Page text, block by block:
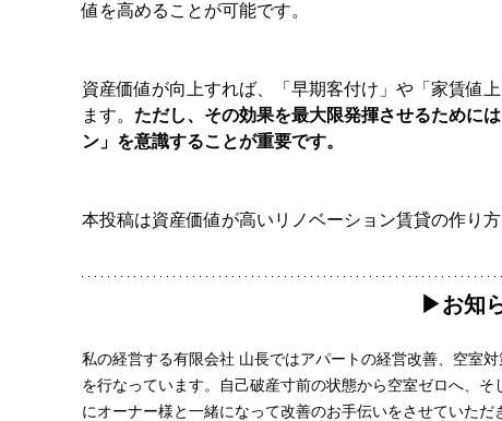
値を高めることが可能です。
資産価値が向上すれば、「早期客付け」や「家賃値
ます。 ただし、その効果を最大限発揮させるために
ン」を意識することが重要です。
本投稿は資産価値が高いリノベーション賃貸の作り
▶︎お知
私の経営する有限会社 山長ではアパートの経営改善、空室
を行なっています。自己破産寸前の状態から空室ゼロへ、
にオーナー様と一緒になって改善のお手伝いをさせていただ